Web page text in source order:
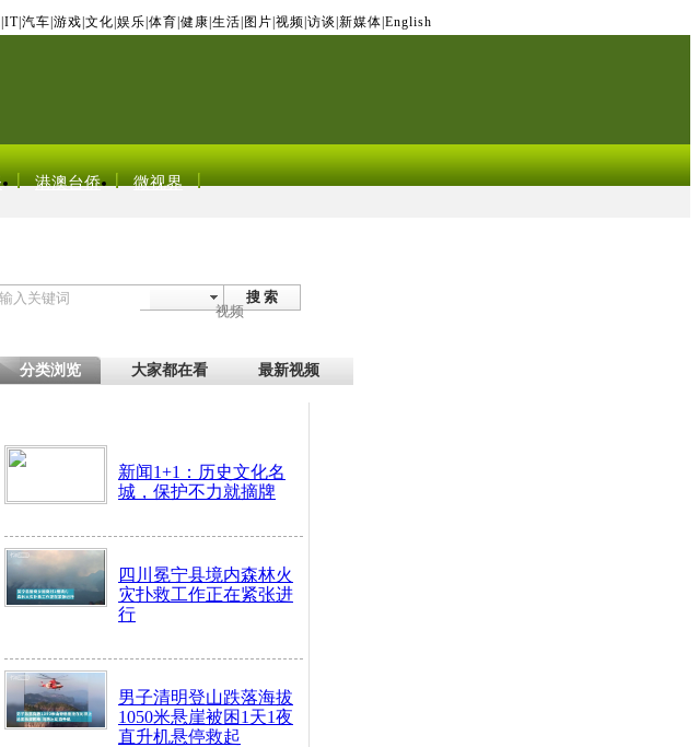
IT| 汽车 游戏 文化 娱乐 体育 健康 生活 图片 视频 访谈 新媒体 English
港澳台侨 微视界
搜 索
视频
分类浏览 大家都在看 最新视频
新闻1+1：历史文化名
城，保护不力就摘牌
四川冕宁县境内森林火
灾扑救工作正在紧张进
行
男子清明登山跌落海拔
1050米悬崖被困1天1夜
直升机悬停救起